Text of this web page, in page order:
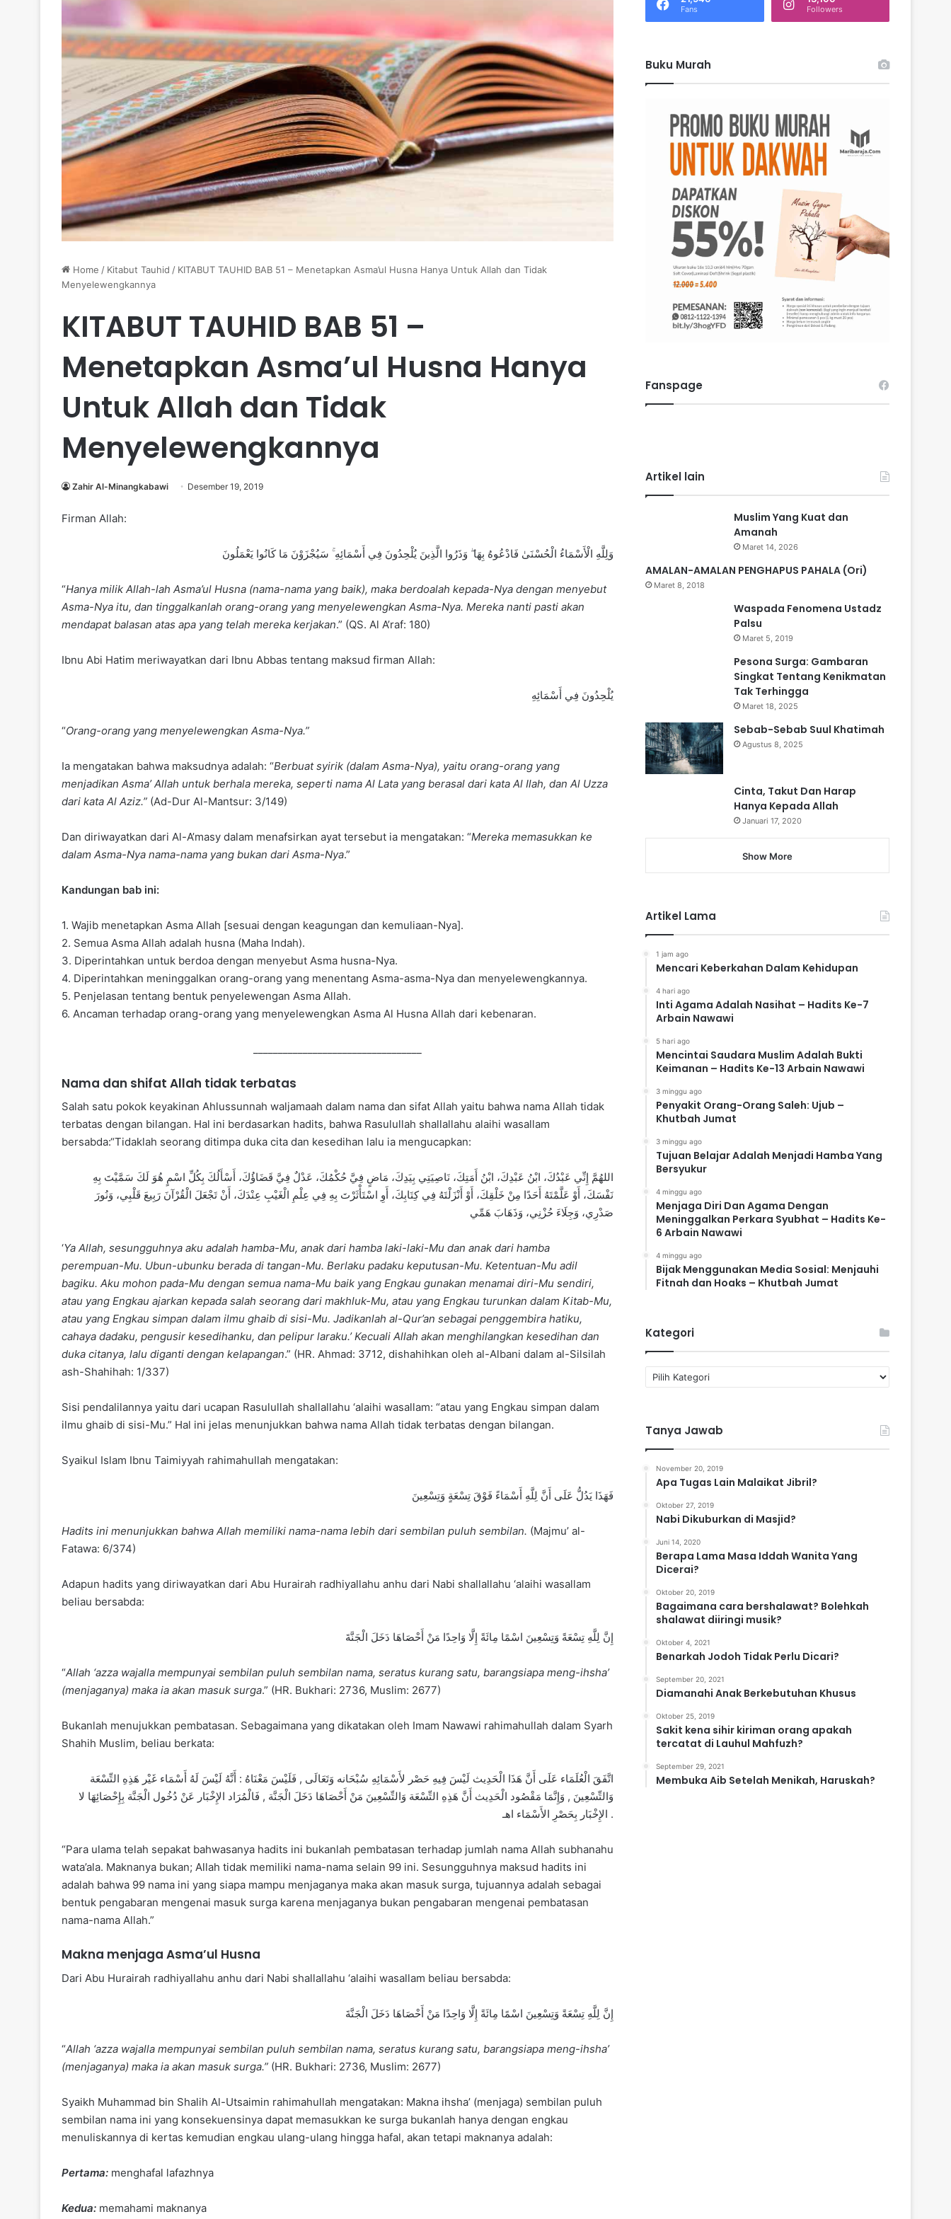
Home / Kitabut Tauhid / KITABUT TAUHID BAB 51 – Menetapkan Asma’ul Husna Hanya Untuk Allah dan Tidak
Menyelewengkannya
KITABUT TAUHID BAB 51 –
Menetapkan Asma’ul Husna Hanya
Untuk Allah dan Tidak
Menyelewengkannya
Zahir Al-Minangkabawi Desember 19, 2019
Firman Allah:
وَلِلَّهِ الْأَسْمَاءُ الْحُسْنَىٰ فَادْعُوهُ بِهَا ۖ وَذَرُوا الَّذِينَ يُلْحِدُونَ فِي أَسْمَائِهِ ۚ سَيُجْزَوْنَ مَا كَانُوا يَعْمَلُونَ
“Hanya milik Allah-lah Asma’ul Husna (nama-nama yang baik), maka berdoalah kepada-Nya dengan menyebut
Asma-Nya itu, dan tinggalkanlah orang-orang yang menyelewengkan Asma-Nya. Mereka nanti pasti akan
mendapat balasan atas apa yang telah mereka kerjakan.” (QS. Al A’raf: 180)
Ibnu Abi Hatim meriwayatkan dari Ibnu Abbas tentang maksud firman Allah:
يُلْحِدُونَ فِي أَسْمَائِهِ
“Orang-orang yang menyelewengkan Asma-Nya.”
Ia mengatakan bahwa maksudnya adalah: “Berbuat syirik (dalam Asma-Nya), yaitu orang-orang yang
menjadikan Asma’ Allah untuk berhala mereka, seperti nama Al Lata yang berasal dari kata Al Ilah, dan Al Uzza
dari kata Al Aziz.” (Ad-Dur Al-Mantsur: 3/149)
Dan diriwayatkan dari Al-A’masy dalam menafsirkan ayat tersebut ia mengatakan: “Mereka memasukkan ke
dalam Asma-Nya nama-nama yang bukan dari Asma-Nya.”
Kandungan bab ini:
1. Wajib menetapkan Asma Allah [sesuai dengan keagungan dan kemuliaan-Nya].
2. Semua Asma Allah adalah husna (Maha Indah).
3. Diperintahkan untuk berdoa dengan menyebut Asma husna-Nya.
4. Diperintahkan meninggalkan orang-orang yang menentang Asma-asma-Nya dan menyelewengkannya.
5. Penjelasan tentang bentuk penyelewengan Asma Allah.
6. Ancaman terhadap orang-orang yang menyelewengkan Asma Al Husna Allah dari kebenaran.
Nama dan shifat Allah tidak terbatas
Salah satu pokok keyakinan Ahlussunnah waljamaah dalam nama dan sifat Allah yaitu bahwa nama Allah tidak
terbatas dengan bilangan. Hal ini berdasarkan hadits, bahwa Rasulullah shallallahu alaihi wasallam
bersabda:“Tidaklah seorang ditimpa duka cita dan kesedihan lalu ia mengucapkan:
اللهُمَّ إِنِّي عَبْدُكَ، ابْنُ عَبْدِكَ، ابْنُ أَمَتِكَ، نَاصِيَتِي بِيَدِكَ، مَاضٍ فِيَّ حُكْمُكَ، عَدْلٌ فِيَّ قَضَاؤُكَ، أَسْأَلُكَ بِكُلِّ اسْمٍ هُوَ لَكَ سَمَّيْتَ بِهِ
نَفْسَكَ، أَوْ عَلَّمْتَهُ أَحَدًا مِنْ خَلْقِكَ، أَوْ أَنْزَلْتَهُ فِي كِتَابِكَ، أَوِ اسْتَأْثَرْتَ بِهِ فِي عِلْمِ الْغَيْبِ عِنْدَكَ، أَنْ تَجْعَلَ الْقُرْآنَ رَبِيعَ قَلْبِي، وَنُورَ
صَدْرِي، وَجِلَاءَ حُزْنِي، وَذَهَابَ هَمِّي
‘Ya Allah, sesungguhnya aku adalah hamba-Mu, anak dari hamba laki-laki-Mu dan anak dari hamba
perempuan-Mu. Ubun-ubunku berada di tangan-Mu. Berlaku padaku keputusan-Mu. Ketentuan-Mu adil
bagiku. Aku mohon pada-Mu dengan semua nama-Mu baik yang Engkau gunakan menamai diri-Mu sendiri,
atau yang Engkau ajarkan kepada salah seorang dari makhluk-Mu, atau yang Engkau turunkan dalam Kitab-Mu,
atau yang Engkau simpan dalam ilmu ghaib di sisi-Mu. Jadikanlah al-Qur’an sebagai penggembira hatiku,
cahaya dadaku, pengusir kesedihanku, dan pelipur laraku.’ Kecuali Allah akan menghilangkan kesedihan dan
duka citanya, lalu diganti dengan kelapangan.” (HR. Ahmad: 3712, dishahihkan oleh al-Albani dalam al-Silsilah
ash-Shahihah: 1/337)
Sisi pendalilannya yaitu dari ucapan Rasulullah shallallahu ‘alaihi wasallam: “atau yang Engkau simpan dalam
ilmu ghaib di sisi-Mu.” Hal ini jelas menunjukkan bahwa nama Allah tidak terbatas dengan bilangan.
Syaikul Islam Ibnu Taimiyyah rahimahullah mengatakan:
فَهَذَا يَدُلُّ عَلَى أَنَّ لِلَّهِ أَسْمَاءً فَوْقَ تِسْعَةٍ وَتِسْعِينَ
Hadits ini menunjukkan bahwa Allah memiliki nama-nama lebih dari sembilan puluh sembilan. (Majmu’ al-
Fatawa: 6/374)
Adapun hadits yang diriwayatkan dari Abu Hurairah radhiyallahu anhu dari Nabi shallallahu ‘alaihi wasallam
beliau bersabda:
إِنَّ لِلَّهِ تِسْعَةً وَتِسْعِينَ اسْمًا مِائَةً إِلَّا وَاحِدًا مَنْ أَحْصَاهَا دَخَلَ الْجَنَّةَ
“Allah ‘azza wajalla mempunyai sembilan puluh sembilan nama, seratus kurang satu, barangsiapa meng-ihsha’
(menjaganya) maka ia akan masuk surga.” (HR. Bukhari: 2736, Muslim: 2677)
Bukanlah menujukkan pembatasan. Sebagaimana yang dikatakan oleh Imam Nawawi rahimahullah dalam Syarh
Shahih Muslim, beliau berkata:
اتَّفَقَ الْعُلَمَاء عَلَى أَنَّ هَذَا الْحَدِيث لَيْسَ فِيهِ حَصْر لأَسْمَائِهِ سُبْحَانه وَتَعَالَى , فَلَيْسَ مَعْنَاهُ : أَنَّهُ لَيْسَ لَهُ أَسْمَاء غَيْر هَذِهِ التِّسْعَة
وَالتِّسْعِينَ , وَإِنَّمَا مَقْصُود الْحَدِيث أَنَّ هَذِهِ التِّسْعَة وَالتِّسْعِينَ مَنْ أَحْصَاهَا دَخَلَ الْجَنَّة , فَالْمُرَاد الإِخْبَار عَنْ دُخُول الْجَنَّة بِإِحْصَائِهَا لا
الإِخْبَار بِحَصْرِ الأَسْمَاء اهـ .
“Para ulama telah sepakat bahwasanya hadits ini bukanlah pembatasan terhadap jumlah nama Allah subhanahu
wata’ala. Maknanya bukan; Allah tidak memiliki nama-nama selain 99 ini. Sesungguhnya maksud hadits ini
adalah bahwa 99 nama ini yang siapa mampu menjaganya maka akan masuk surga, tujuannya adalah sebagai
bentuk pengabaran mengenai masuk surga karena menjaganya bukan pengabaran mengenai pembatasan
nama-nama Allah.”
Makna menjaga Asma’ul Husna
Dari Abu Hurairah radhiyallahu anhu dari Nabi shallallahu ‘alaihi wasallam beliau bersabda:
إِنَّ لِلَّهِ تِسْعَةً وَتِسْعِينَ اسْمًا مِائَةً إِلَّا وَاحِدًا مَنْ أَحْصَاهَا دَخَلَ الْجَنَّةَ
“Allah ‘azza wajalla mempunyai sembilan puluh sembilan nama, seratus kurang satu, barangsiapa meng-ihsha’
(menjaganya) maka ia akan masuk surga.” (HR. Bukhari: 2736, Muslim: 2677)
Syaikh Muhammad bin Shalih Al-Utsaimin rahimahullah mengatakan: Makna ihsha’ (menjaga) sembilan puluh
sembilan nama ini yang konsekuensinya dapat memasukkan ke surga bukanlah hanya dengan engkau
menuliskannya di kertas kemudian engkau ulang-ulang hingga hafal, akan tetapi maknanya adalah:
Pertama: menghafal lafazhnya
Kedua: memahami maknanya
k
:
Fans Followers
Buku Murah
Fanspage
Artikel lain
Muslim Yang Kuat dan
Amanah
Maret 14, 2026
AMALAN-AMALAN PENGHAPUS PAHALA (Ori)
Maret 8, 2018
Waspada Fenomena Ustadz
Palsu
Maret 5, 2019
Pesona Surga: Gambaran
Singkat Tentang Kenikmatan
Tak Terhingga
Maret 18, 2025
Sebab-Sebab Suul Khatimah
Agustus 8, 2025
Cinta, Takut Dan Harap
Hanya Kepada Allah
Januari 17, 2020
Show More
Artikel Lama
1 jam ago
Mencari Keberkahan Dalam Kehidupan
4 hari ago
Inti Agama Adalah Nasihat – Hadits Ke-7
Arbain Nawawi
5 hari ago
Mencintai Saudara Muslim Adalah Bukti
Keimanan – Hadits Ke-13 Arbain Nawawi
3 minggu ago
Penyakit Orang-Orang Saleh: Ujub –
Khutbah Jumat
3 minggu ago
Tujuan Belajar Adalah Menjadi Hamba Yang
Bersyukur
4 minggu ago
Menjaga Diri Dan Agama Dengan
Meninggalkan Perkara Syubhat – Hadits Ke-
6 Arbain Nawawi
4 minggu ago
Bijak Menggunakan Media Sosial: Menjauhi
Fitnah dan Hoaks – Khutbah Jumat
Kategori
a
g
o
Tanya Jawab
November 20, 2019
Apa Tugas Lain Malaikat Jibril?
Oktober 27, 2019
Nabi Dikuburkan di Masjid?
Juni 14, 2020
Berapa Lama Masa Iddah Wanita Yang
Dicerai?
Oktober 20, 2019
Bagaimana cara bershalawat? Bolehkah
shalawat diiringi musik?
Oktober 4, 2021
Benarkah Jodoh Tidak Perlu Dicari?
September 20, 2021
Diamanahi Anak Berkebutuhan Khusus
Oktober 25, 2019
Sakit kena sihir kiriman orang apakah
tercatat di Lauhul Mahfuzh?
September 29, 2021
Membuka Aib Setelah Menikah, Haruskah?